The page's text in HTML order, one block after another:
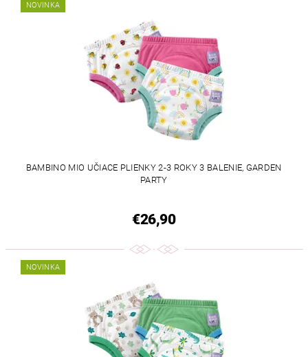
NOVINKA
BAMBINO MIO UČIACE PLIENKY 2-3 ROKY 3 BALENIE, GARDEN
PARTY
€26,90
NOVINKA